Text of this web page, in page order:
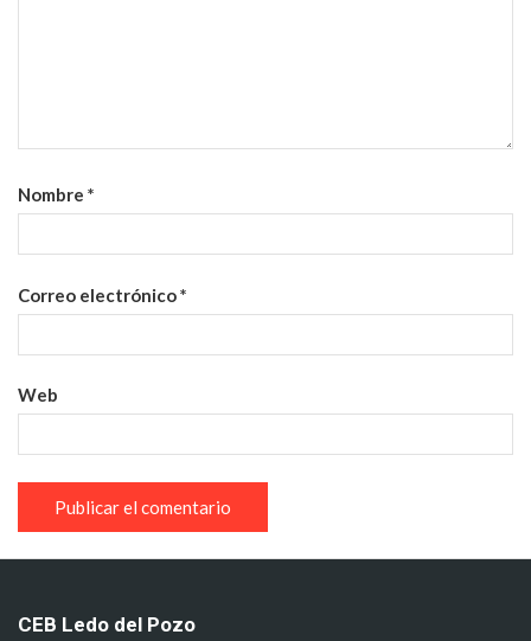
Nombre *
Correo electrónico*
Web
CEB Ledo del Pozo